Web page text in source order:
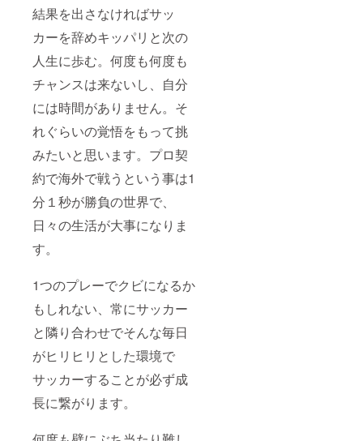
結果を出さなければサッ
カーを辞めキッパリと次の
人生に歩む。何度も何度も
チャンスは来ないし、自分
には時間がありません。そ
れぐらいの覚悟をもって挑
みたいと思います。プロ契
約で海外で戦うという事は1
分１秒が勝負の世界で、
日々の生活が大事になりま
す。
1つのプレーでクビになるか
もしれない、常にサッカー
と隣り合わせでそんな毎日
がヒリヒリとした環境で
サッカーすることが必ず成
長に繋がります。